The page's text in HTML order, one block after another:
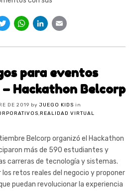
Twitter
WhatsApp
LinkedIn
para eventos
Hackathon Belcorp
DE 2019 by JUEGO KIDS in
,REALIDAD VIRTUAL
Belcorp organizó el Hackathon
más de 590 estudiantes y
carreras de tecnología y sistemas.
retos reales del negocio y proponer
puedan revolucionar la experiencia